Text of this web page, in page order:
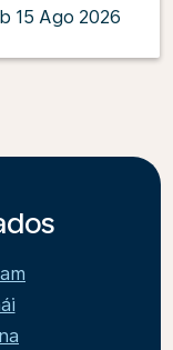
15 Ago 2026